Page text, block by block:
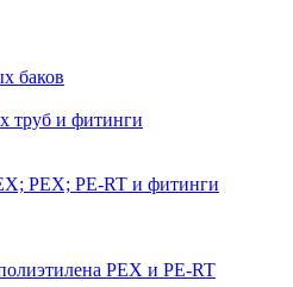
баков
труб и фитинги
PEX; PE-RT и фитинги
PEX и PE-RT